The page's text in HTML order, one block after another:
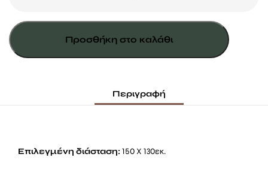
ΑΨΙΔΕΣ
ΟΒΑΛ
Προσθήκη στο καλάθι
Περιγραφή
Επιλεγμένη διάσταση: 150 Χ 130εκ.